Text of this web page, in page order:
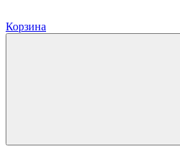
Корзина